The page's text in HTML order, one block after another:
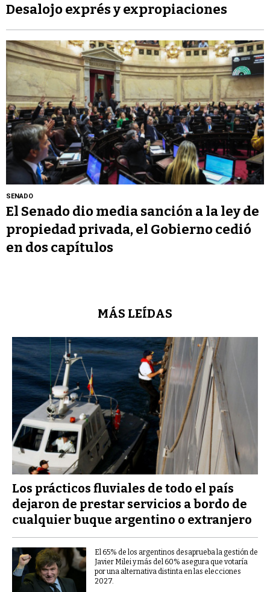
Desalojo exprés y expropiaciones
SENADO
El Senado dio media sanción a la ley de
propiedad privada, el Gobierno cedió
en dos capítulos
MÁS LEÍDAS
Los prácticos fluviales de todo el país
dejaron de prestar servicios a bordo de
cualquier buque argentino o extranjero
El 65% de los argentinos desaprueba la gestión de
Javier Milei y más del 60% asegura que votaría
por una alternativa distinta en las elecciones
2027.